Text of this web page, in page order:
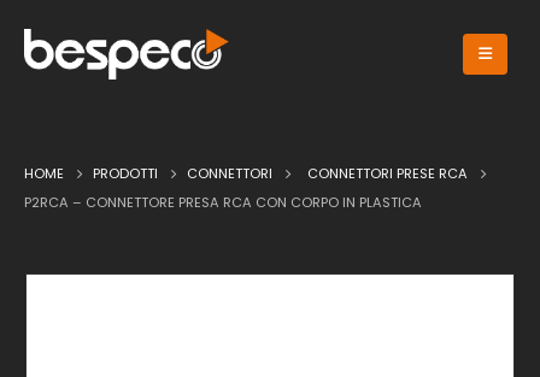
HOME PRODOTTI CONNETTORI
CONNETTORI PRESE RCA
P2RCA – CONNETTORE PRESA RCA CON CORPO IN PLASTICA